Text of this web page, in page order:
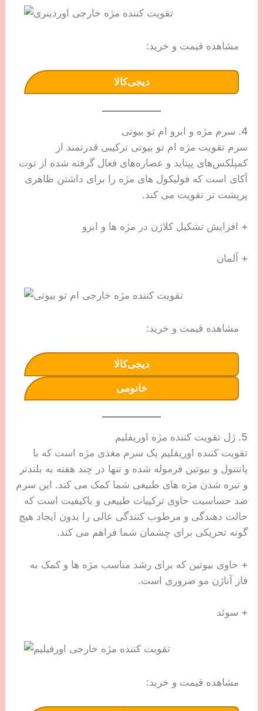
مشاهده قیمت و خرید:
دیجی‌کالا
4. سرم مژه و ابرو ام تو بیوتی
سرم تقویت مژه ام تو بیوتی ترکیبی قدرتمند از
کمپلکس‌های پپتاید و عصاره‌های فعال گرفته شده از توت
آکای است که فولیکول های مژه را برای داشتن ظاهری
پرپشت تر تقویت می کند.
+ افزایش تشکیل کلاژن در مژه ها و ابرو
+ آلمان
مشاهده قیمت و خرید:
دیجی‌کالا
خانومی
5. ژل تقویت کننده مژه اوریفلیم
تقویت کننده اوریفلیم یک سرم مغذی مژه است که با
پانتنول و بیوتین فرموله شده و تنها در چند هفته به بلندتر
و تیره شدن مژه های طبیعی شما کمک می کند. این سرم
ضد حساسیت حاوی ترکیبات طبیعی و باکیفیت است که
حالت دهندگی و مرطوب کنندگی عالی را بدون ایجاد هیچ
گونه تحریکی برای چشمان شما فراهم می کند.
+ حاوی بیوتین که برای رشد مناسب مژه ها و کمک به
فاز آناژن مو ضروری است.
+ سوئد
مشاهده قیمت و خرید: